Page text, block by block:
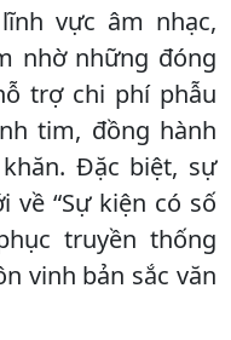
vực âm nhạc,
nhờ những đóng
trợ chi phí phẫu
tim, đồng hành
Đặc biệt, sự
về “Sự kiện có số
truyền thống
vinh bản sắc văn